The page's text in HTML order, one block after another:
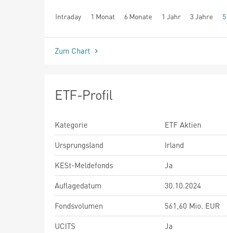
Intraday 1 Monat 6 Monate 1 Jahr 3 Jahre
seit Beginn
Zum Chart
ETF-Profil
Kategorie
ETF Aktien
Ursprungsland
Irland
KESt-Meldefonds
Ja
Auflagedatum
30.10.2024
Fondsvolumen
561,60 Mio. EUR
UCITS
Ja